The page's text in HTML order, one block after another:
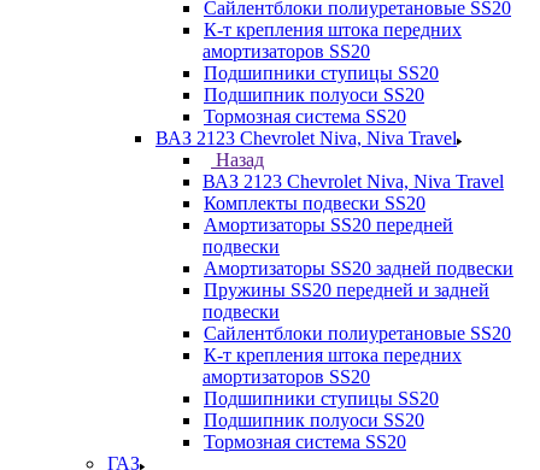
Сайлентблоки полиуретановые SS20
К-т крепления штока передних
амортизаторов SS20
Подшипники ступицы SS20
Подшипник полуоси SS20
Тормозная система SS20
ВАЗ 2123 Chevrolet Niva, Niva Travel
Назад
ВАЗ 2123 Chevrolet Niva, Niva Travel
Комплекты подвески SS20
Амортизаторы SS20 передней
подвески
Амортизаторы SS20 задней подвески
Пружины SS20 передней и задней
подвески
Сайлентблоки полиуретановые SS20
К-т крепления штока передних
амортизаторов SS20
Подшипники ступицы SS20
Подшипник полуоси SS20
Тормозная система SS20
ГАЗ